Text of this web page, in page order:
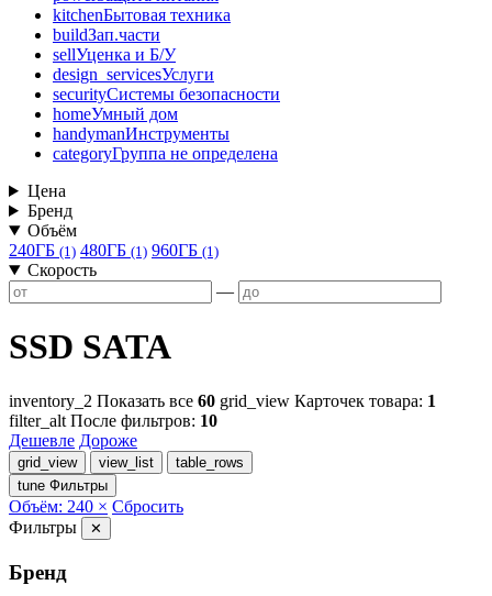
kitchenБытовая техника
buildЗап.части
sellУценка и Б/У
design_servicesУслуги
securityСистемы безопасности
homeУмный дом
handymanИнструменты
categoryГруппа не определена
Цена
Бренд
Объём
240ГБ (1) 480ГБ (1) 960ГБ (1)
Скорость
—
SSD SATA
inventory_2 Показать все 60 grid_view Карточек товара: 1
filter_alt После фильтров: 10
Дешевле Дороже
grid_view view_list
table_rows
tune Фильтры
Объём: 240 × Сбросить
Фильтры
✕
Бренд